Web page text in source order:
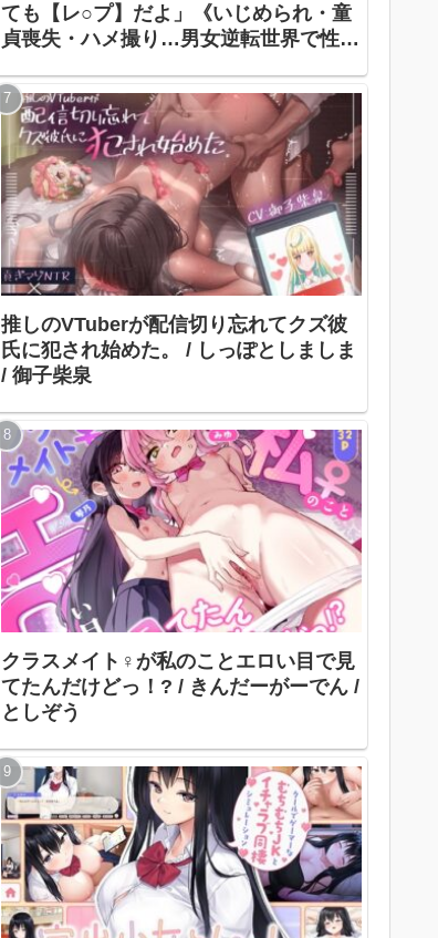
ても【レ○プ】だよ」《いじめられ・童
貞喪失・ハメ撮り…男女逆転世界で性犯
色
推しのVTuberが配信切り忘れてクズ彼
氏に犯され始めた。 / しっぽとしましま
/ 御子柴泉
クラスメイト♀が私のことエロい目で見
てたんだけどっ！? / きんだーがーでん /
としぞう